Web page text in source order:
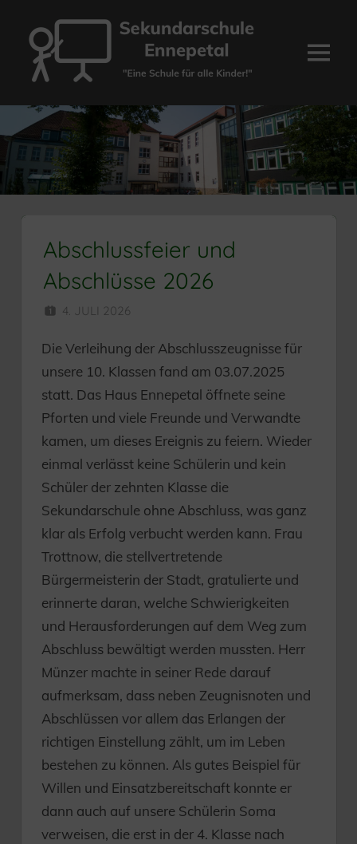
Inhalt
springen
Sekundarschule
Ennepetal
Menü
Abschlussfeier und
Abschlüsse 2026
4. JULI 2026
Die Verleihung der Abschlusszeugnisse für
unsere 10. Klassen fand am 03.07.2025
statt. Das Haus Ennepetal öffnete seine
Pforten und viele Freunde und Verwandte
kamen, um dieses Ereignis zu feiern. Wieder
einmal verlässt keine Schülerin und kein
Schüler der zehnten Klasse die
Sekundarschule ohne Abschluss, was ganz
klar als Erfolg verbucht werden kann. Frau
Trottnow, die stellvertretende
Bürgermeisterin der Stadt, gratulierte und
erinnerte daran, welche Schwierigkeiten
und Herausforderungen auf dem Weg zum
Abschluss bewältigt werden mussten. Herr
Münzer machte in seiner Rede darauf
aufmerksam, dass neben Zeugnisnoten und
Abschlüssen vor allem das Erlangen der
richtigen Einstellung zählt, um im Leben
bestehen zu können. Als gutes Beispiel für
Willen und Einsatzbereitschaft konnte er
dann auch auf unsere Schülerin Soma
verweisen, die erst in der 4. Klasse nach